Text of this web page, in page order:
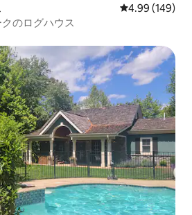
レビュー149
4.99 (149)
のログハウス
スです。